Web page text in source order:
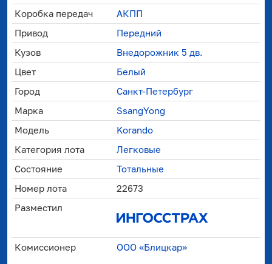
Коробка передач
АКПП
Привод
Передний
Кузов
Внедорожник 5 дв.
Цвет
Белый
Город
Санкт-Петербург
Марка
SsangYong
Модель
Korando
Категория лота
Легковые
Состояние
Тотальные
Номер лота
22673
Разместил
Комиссионер ООО «Блицкар»